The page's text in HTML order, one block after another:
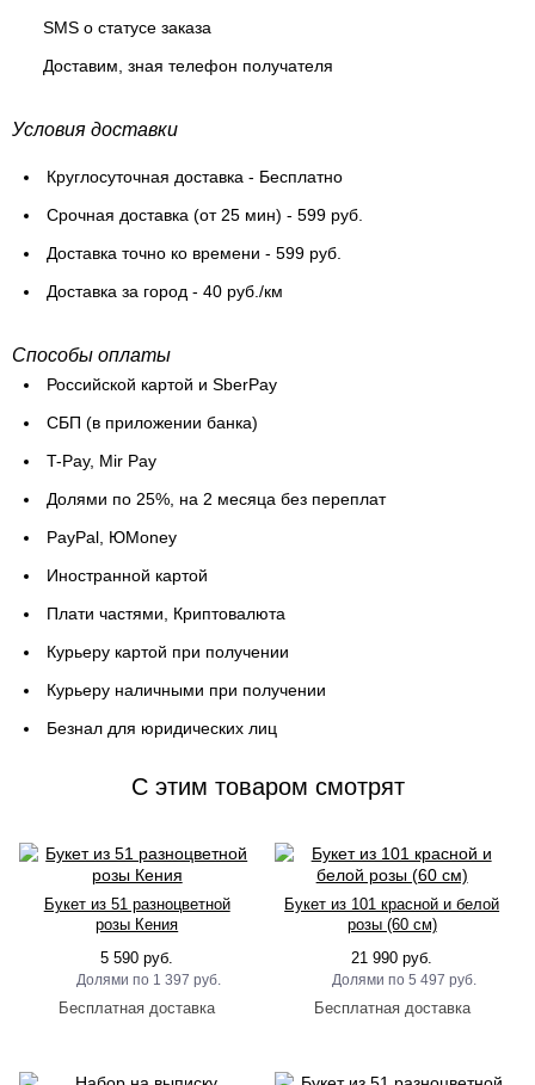
SMS о статусе заказа
Доставим, зная телефон получателя
Условия доставки
Круглосуточная доставка - Бесплатно
Cрочная доставка (от 25 мин) - 599 руб.
Доставка точно ко времени - 599 руб.
Доставка за город - 40 руб./км
Способы оплаты
Российской картой и SberPay
СБП (в приложении банка)
T-Pay, Mir Pay
Долями по 25%, на 2 месяца без переплат
PayPal, ЮMoney
Иностранной картой
Плати частями, Криптовалюта
Курьеру картой при получении
Курьеру наличными при получении
Безнал для юридических лиц
C этим товаром смотрят
Букет из 51 разноцветной
розы Кения
5 590 руб.
1 397 руб.
Букет из 101 красной и белой
розы (60 см)
21 990 руб.
5 497 руб.